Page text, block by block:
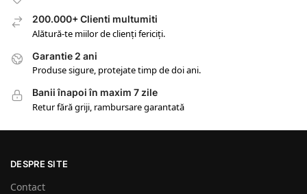
200.000+ Clienti multumiti
Alătură-te miilor de clienți fericiți.
Garantie 2 ani
Produse sigure, protejate timp de doi ani.
Banii înapoi în maxim 7 zile
Retur fără griji, rambursare garantată
DESPRE SITE
Contact